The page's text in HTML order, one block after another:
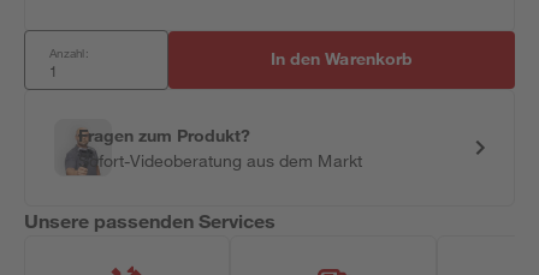
Anzahl: In den Warenkorb
Fragen zum Produkt?
Sofort-Videoberatung aus dem Markt
Unsere passenden Services